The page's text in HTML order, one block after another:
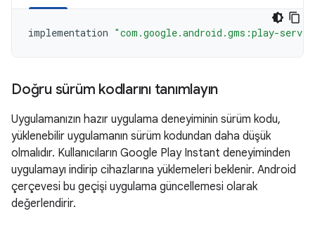
implementation "com.google.android.gms:play-
Doğru sürüm kodlarını tanımlayın
Uygulamanızın hazır uygulama deneyiminin sürüm kodu,
yüklenebilir uygulamanın sürüm kodundan daha düşük
olmalıdır. Kullanıcıların Google Play Instant deneyiminden
uygulamayı indirip cihazlarına yüklemeleri beklenir. Android
çerçevesi bu geçişi uygulama güncellemesi olarak
değerlendirir.